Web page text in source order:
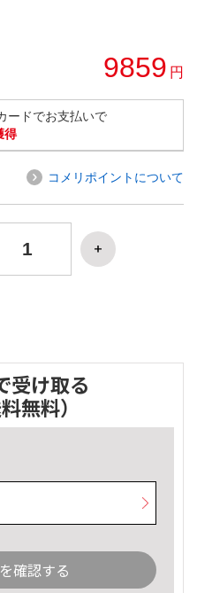
9859 円
ードでお支払いで
得
コメリポイントについて
受け取る
料無料）
確認する